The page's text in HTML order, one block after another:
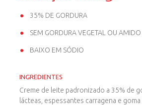
35% DE GORDURA
SEM GORDURA VEGETAL OU AMIDO
BAIXO EM SÓDIO
INGREDIENTES
Creme de leite padronizado a 35% de
lácteas, espessantes carragena e